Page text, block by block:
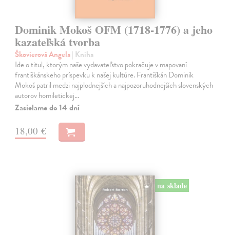
Dominik Mokoš OFM (1718-1776) a jeho
kazateľská tvorba
Škovierová Angela| Kniha
Ide o titul, ktorým naše vydavateľstvo pokračuje v mapovaní
františkánskeho príspevku k našej kultúre. Františkán Dominik
Mokoš patril medzi najplodnejších a najpozoruhodnejších slovenských
autorov homiletickej…
Zasielame do 14 dní
18,00 €
na sklade